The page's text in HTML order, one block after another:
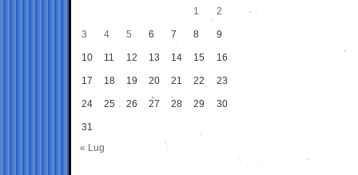
1
2
3 4 5 6 7 8 9
10 11 12 13 14 15 16
17 18 19 20 21 22 23
24 25 26 27 28 29 30
31
« Lug